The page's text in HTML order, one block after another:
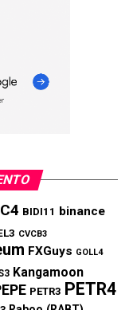
BIDI11 binance
CVCB3
FXGuys GOLL4
Kangamoon
PETR3 PETR4